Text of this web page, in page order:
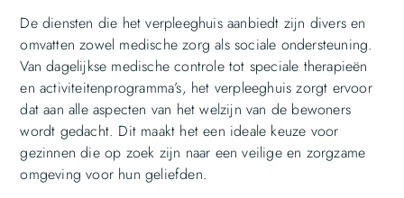
De diensten die het verpleeghuis aanbiedt zijn divers en
omvatten zowel medische zorg als sociale ondersteuning.
Van dagelijkse medische controle tot speciale therapieën
en activiteitenprogramma’s, het verpleeghuis zorgt ervoor
dat aan alle aspecten van het welzijn van de bewoners
wordt gedacht. Dit maakt het een ideale keuze voor
gezinnen die op zoek zijn naar een veilige en zorgzame
omgeving voor hun geliefden.